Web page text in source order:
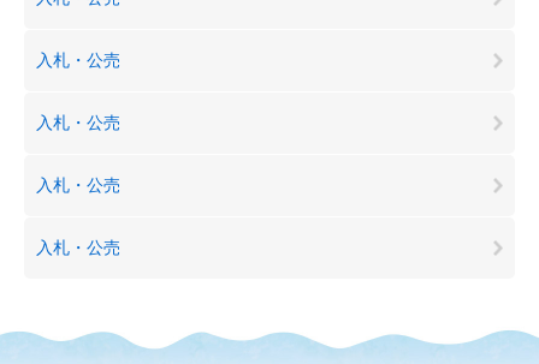
入札・公売
入札・公売
入札・公売
入札・公売